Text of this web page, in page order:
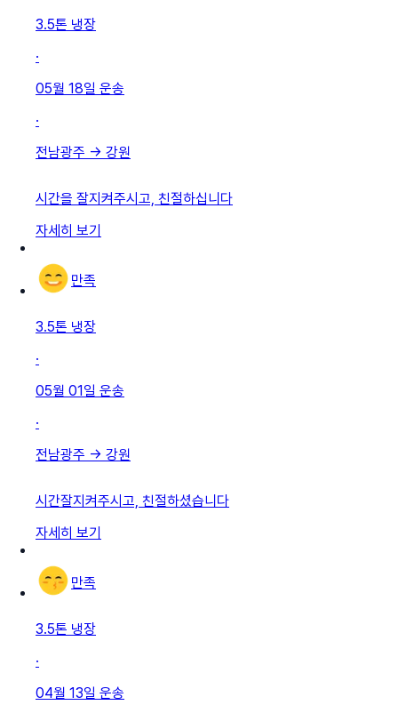
3.5톤 냉장
·
05월 18일 운송
·
전남광주 → 강원
시간을 잘지켜주시고, 친절하십니다
자세히 보기
만족
3.5톤 냉장
·
05월 01일 운송
·
전남광주 → 강원
시간잘지켜주시고, 친절하셨습니다
자세히 보기
만족
3.5톤 냉장
·
04월 13일 운송